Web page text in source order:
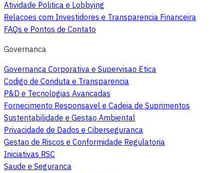
Atividade Politica e Lobbying
Relacoes com Investidores e Transparencia Financeira
FAQs e Pontos de Contato
Governanca
Governanca Corporativa e Supervisao Etica
Codigo de Conduta e Transparencia
P&D e Tecnologias Avancadas
Fornecimento Responsavel e Cadeia de Suprimentos
Sustentabilidade e Gestao Ambiental
Privacidade de Dados e Ciberseguranca
Gestao de Riscos e Conformidade Regulatoria
Iniciativas RSC
Saude e Seguranca